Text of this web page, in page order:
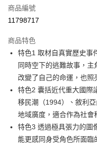
LINE Pay
大哥付你分期
相關說明
【大哥付你分期使用說明】
1.本服務由台灣大哥大提供，
2.付款方式選擇「大哥付你分期
流程，驗證手機門號後，選擇
3.實際核准額度、可分期數及
4.訂單成立30分鐘內，如未前
消。如遇「轉專審核」未通過
法說明評估內容。
AFTEE先享後付
相關說明
【關於「AFTEE先享後付」】
AFTEE先享後付是「在收到商
便利好安心！
１．簡單：不需註冊會員、不
２．便利：只要手機號碼，簡訊
ATM付款
運送方式
商品編號
11798717
商品特色
特色1 取材自真實歷史事
同時空下的逃難故事，
改變了自己的命運，也照
特色2 囊括近代重大國際
移民潮（1994）、敘利
地域廣度，適合作為社會
特色3 透過極具張力的圖
能更感同身受角色所面臨